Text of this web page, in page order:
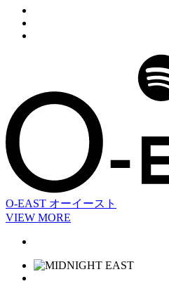
O-EAST オーイースト
VIEW MORE